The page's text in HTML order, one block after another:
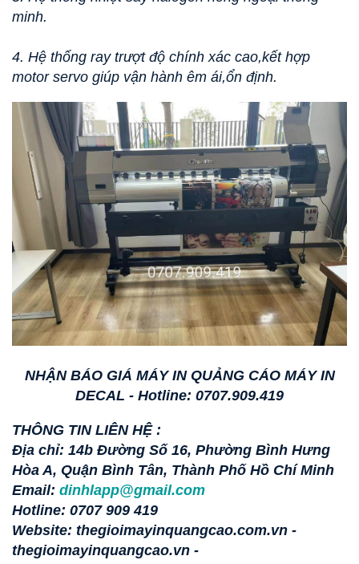
minh.
4. Hệ thống ray trượt độ chính xác cao,kết hợp
motor servo giúp vận hành êm ái,ổn định.
NHẬN BÁO GIÁ MÁY IN QUẢNG CÁO MÁY IN
DECAL - Hotline: 0707.909.419
THÔNG TIN LIÊN HỆ :
Địa chỉ: 14b Đường Số 16, Phường Bình Hưng
Hòa A, Quận Bình Tân, Thành Phố Hồ Chí Minh
Email: dinhlapp@gmail.com
Hotline: 0707 909 419
Website: thegioimayinquangcao.com.vn -
thegioimayinquangcao.vn -